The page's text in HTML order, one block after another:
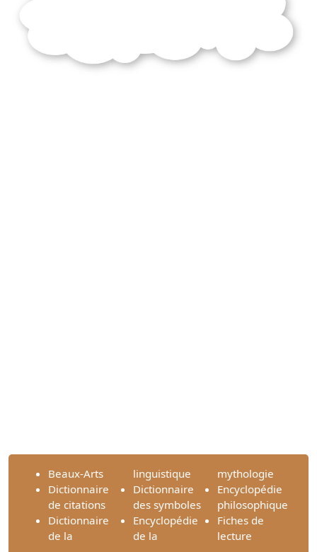
Beaux-Arts
Dictionnaire
de citations
Dictionnaire
de la
linguistique
Dictionnaire
des symboles
Encyclopédie
de la
mythologie
Encyclopédie
philosophique
Fiches de
lecture